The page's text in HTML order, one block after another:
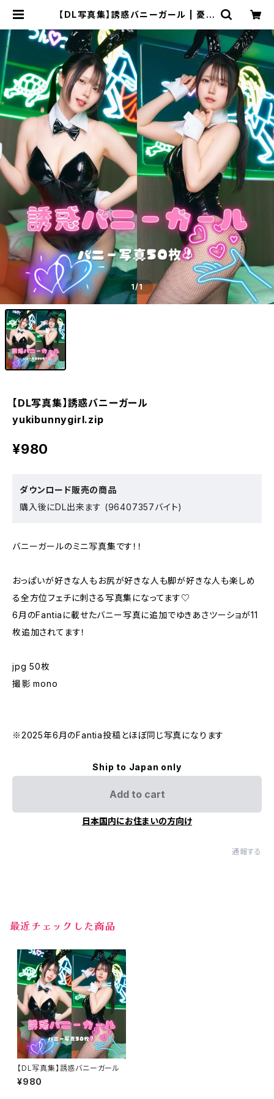
【DL写真集】誘惑バニーガール | 憂貴
1/1
【DL写真集】誘惑バニーガール
yukibunnygirl.zip
¥980
ダウンロード販売の商品
購入後にDL出来ます (96407357バイト)
バニーガールのミニ写真集です！！
おっぱいが好きな人もお尻が好きな人も脚が好きな人も楽しめ
る全方位フェチに刺さる写真集になってます♡
6月のFantiaに載せたバニー写真に追加でゆきあさツーショが11
枚追加されてます！
jpg 50枚
撮影 mono
※2025年6月のFantia投稿とほぼ同じ写真になります
Ship to Japan only
Add to cart
日本国内にお住まいの方向け
通報する
最近チェックした商品
【DL写真集】誘惑バニーガール
¥980